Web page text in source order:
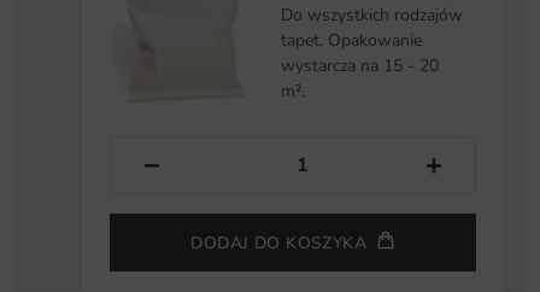
Do wszystkich rodzajów
tapet. Opakowanie
wystarcza na 15 - 20
m².
− +
DODAJ DO KOSZYKA